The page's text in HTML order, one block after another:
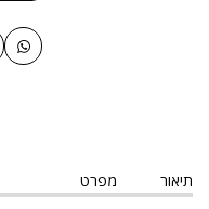
תיאור מפרט